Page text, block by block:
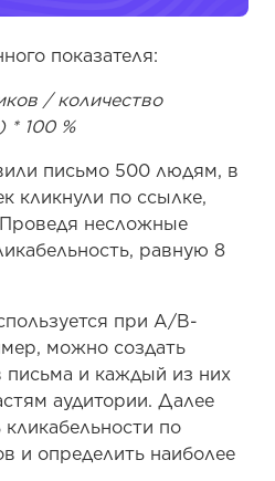
показателя:
/ количество
* 100 %
письмо 500 людям, в
кликнули по ссылке,
несложные
равную 8
при A/B-
можно создать
письма и каждый из них
аудитории. Далее
кликабельности по
и определить наиболее